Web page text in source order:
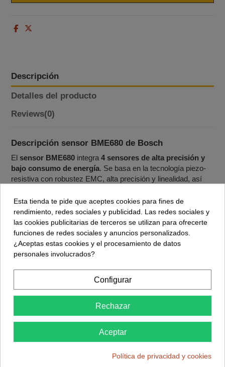
Descripción
Detalles del producto
Reviews(0)
Descripción sensor BME680 de Bosch
El sensor BME680 integra4 sensores de alta precisión y
bajo consumo de energía. Se basa en la tecnología piezo-
resistiva con robustez EMC, alta precisión y linealidad, así
conectado directamente a un microcontrolador por el bus I2C
o SPI.
Voltaje de alimentación: 3.3-5 VDC
Interfaz de comunicación: I2C o SPI (3.3V)
I2C-Dirección: 0x76/0x77
Rango de Presión: 300-1100 hPa
Precisión presión: +-0.12 hPa (aprox. +-1m)
Resolución de temperatura: 0.01°C
Esta tienda te pide que aceptes cookies para fines de
rendimiento, redes sociales y publicidad. Las redes sociales y
las cookies publicitarias de terceros se utilizan para ofrecerte
funciones de redes sociales y anuncios personalizados.
¿Aceptas estas cookies y el procesamiento de datos
personales involucrados?
Configurar
Rechazar
Aceptar
Política de privacidad y cookies